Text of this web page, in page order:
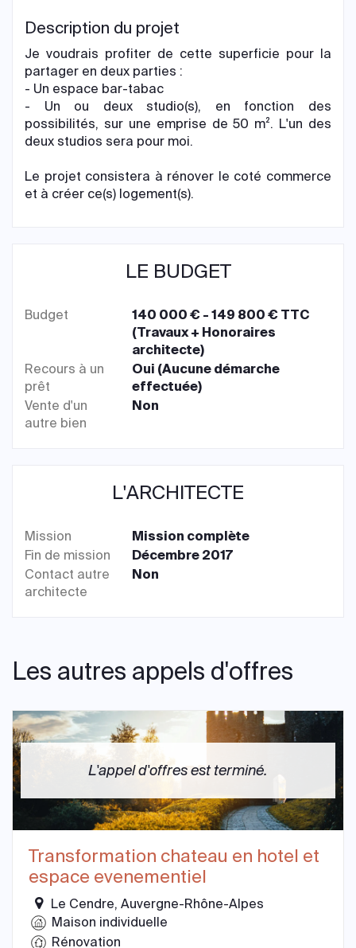
Description du projet
Je voudrais profiter de cette superficie pour la
partager en deux parties :
- Un espace bar-tabac
- Un ou deux studio(s), en fonction des
possibilités, sur une emprise de 50 m². L'un des
deux studios sera pour moi.
Le projet consistera à rénover le coté commerce
et à créer ce(s) logement(s).
LE BUDGET
Budget
140 000 € - 149 800 € TTC
(Travaux + Honoraires
architecte)
Recours à un
prêt
Oui (Aucune démarche
effectuée)
Vente d'un
autre bien
Non
L'ARCHITECTE
Mission
Mission complète
Fin de mission
Décembre 2017
Contact autre
architecte
Non
Les autres appels d'offres
L'appel d'offres est terminé.
Transformation chateau en hotel et
espace evenementiel
Le Cendre, Auvergne-Rhône-Alpes
Maison individuelle
Rénovation